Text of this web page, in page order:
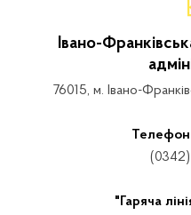
Івано-
76015, м. Івано-
Телефон
"Гаряча